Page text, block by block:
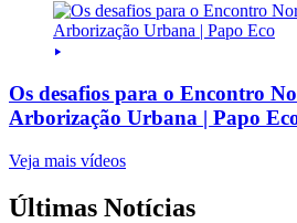
Os desafios para o Encontro
Arborização Urbana | Papo
Veja mais vídeos
Últimas Notícias